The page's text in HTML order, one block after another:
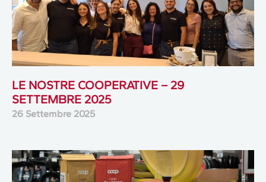
LE NOSTRE COOPERATIVE – 29
SETTEMBRE 2025
26 Settembre 2025